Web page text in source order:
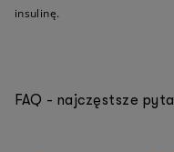
insulinę.
FAQ - najczęstsze